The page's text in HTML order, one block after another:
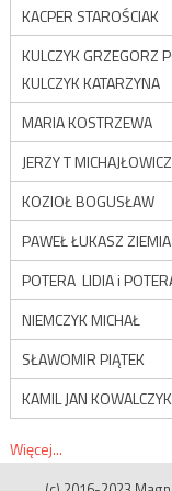
KACPER STAROŚCIAK
KULCZYK GRZEGORZ
KULCZYK KATARZYNA
MARIA KOSTRZEWA
JERZY T MICHAJŁOWICZ
KOZIOŁ BOGUSŁAW
PAWEŁ ŁUKASZ
POTERA LIDIA i
NIEMCZYK MICHAŁ
SŁAWOMIR PIĄTEK
KAMIL JAN KOWALCZYK
Więcej...